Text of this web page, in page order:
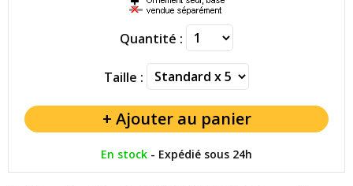
Quantité :
Taille :
En stock - Expédié sous 24h